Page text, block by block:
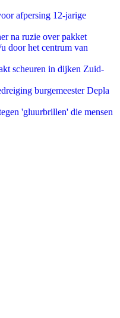
afpersing 12-jarige
na ruzie over pakket
door het centrum van
scheuren in dijken Zuid-
burgemeester Depla
'gluurbrillen' die mensen